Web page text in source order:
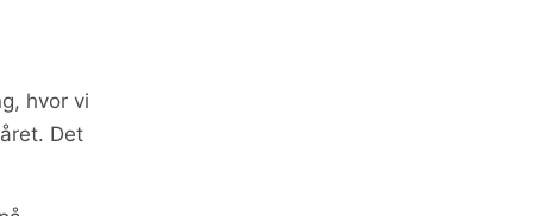
hvor vi
Det